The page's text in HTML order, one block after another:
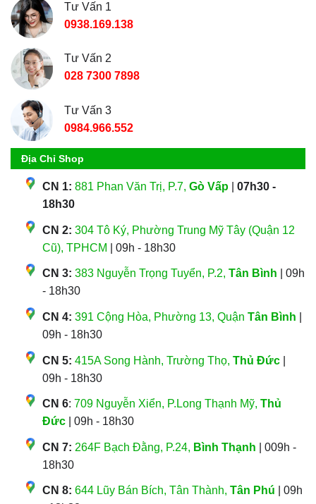
Tư Vấn 1
0938.169.138
Tư Vấn 2
028 7300 7898
Tư Vấn 3
0984.966.552
Địa Chỉ Shop
CN 1: 881 Phan Văn Trị, P.7, Gò Vấp
07h30 -
18h30
CN 2: 304 Tô Ký, Phường Trung Mỹ Tây (Quận 12
Cũ), TPHCM
| 09h - 18h30
CN 3: 383 Nguyễn Trọng Tuyển, P.2, Tân Bình | 09h
- 18h30
CN 4: 391 Cộng Hòa, Phường 13, Quận Tân Bình
09h - 18h30
CN 5: 415A Song Hành, Trường Thọ, Thủ Đức
09h - 18h30
CN 6: 709 Nguyễn Xiển, P.Long Thạnh Mỹ, Thủ
Đức | 09h - 18h30
CN 7: 264F Bạch Đằng, P.24, Bình Thạnh | 009h -
18h30
CN 8: 644 Lũy Bán Bích, Tân Thành, Tân Phú | 09h